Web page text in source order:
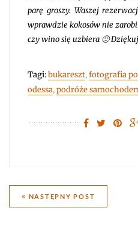
parę groszy. Waszej
wprawdzie kokosów nie
czy wino się uzbiera 🙂
Tagi:bukareszt,fotografia
odessa,podróże
Nawigacja
wpisu
NASTĘPNY POST